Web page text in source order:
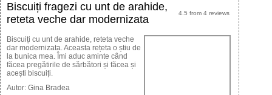
4.5 from 4reviews
Biscuiți fragezi cu unt de arahide,
reteta veche dar modernizata
Biscuiți cu unt de arahide, reteta veche
dar modernizata. Aceasta rețeta o știu de
la bunica mea. Îmi aduc aminte când
făcea pregătirile de sărbători și făcea și
acești biscuiți.
Autor: Gina Bradea